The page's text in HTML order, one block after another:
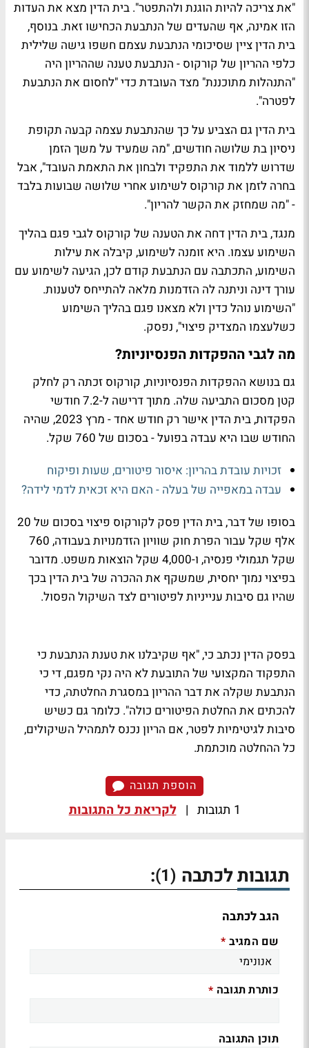
"את צריכה להיות הוגנת ולהתפטר". בית הדין מצא את העדות
הזו אמינה, אף שהעדים של הנתבעת הכחישו זאת. בנוסף,
בית הדין ציין שסיכומי הנתבעת עצמם חשפו גישה שלילית
כלפי ההריון של קורקוס - הנתבעת טענה שההריון היה
"התנהלות מתוכננת" מצד העובדת כדי "לחסום את הנתבעת
לפטרה".
בית הדין גם הצביע על כך שהנתבעת עצמה קבעה תקופת
ניסיון בת שלושה חודשים, "מה שמעיד על משך הזמן
שדרוש ללמוד את התפקיד ולבחון את התאמת העובד", אבל
בחרה לזמן את קורקוס לשימוע אחרי שלושה שבועות בלבד
- "מה שמחזק את הקשר להריון".
מנגד, בית הדין דחה את הטענה של קורקוס לגבי פגם בהליך
השימוע עצמו. היא זומנה לשימוע, קיבלה את עילות
השימוע, התכתבה עם הנתבעת קודם לכן, הגיעה לשימוע עם
עורך דינה וניתנה לה הזדמנות מלאה להתייחס לטענות.
"השימוע נוהל כדין ולא מצאנו פגם בהליך השימוע
כשלעצמו המצדיק פיצוי", נפסק.
מה לגבי ההפקדות הפנסיוניות?
גם בנושא ההפקדות הפנסיוניות, קורקוס זכתה רק לחלק
קטן מסכום התביעה שלה. מתוך דרישה ל-7.2 חודשי
הפקדות, בית הדין אישר רק חודש אחד - מרץ 2023, שהיה
החודש שבו היא עבדה בפועל - בסכום של 760 שקל.
זכויות עובדת בהריון: איסור פיטורים, שעות ופיקוח
עבדה במאפייה של בעלה - האם היא זכאית לדמי לידה?
בסופו של דבר, בית הדין פסק לקורקוס פיצוי בסכום של 20
אלף שקל עבור הפרת חוק שוויון הזדמנויות בעבודה, 760
שקל תגמולי פנסיה, ו-4,000 שקל הוצאות משפט. מדובר
בפיצוי נמוך יחסית, שמשקף את ההכרה של בית הדין בכך
שהיו גם סיבות ענייניות לפיטורים לצד השיקול הפסול.
בפסק הדין נכתב כי, "אף שקיבלנו את טענת הנתבעת כי
התפקוד המקצועי של התובעת לא היה נקי מפגם, די כי
הנתבעת שקלה את דבר ההריון במסגרת החלטתה, כדי
להכתים את החלטת הפיטורים כולה". כלומר גם כשיש
סיבות לגיטימיות לפטר, אם הריון נכנס לתמהיל השיקולים,
כל ההחלטה מוכתמת.
הוספת תגובה
1 תגובות | לקריאת כל התגובות
תגובות לכתבה (1)
:
הגב לכתבה
שם המגיב *
כותרת תגובה *
תוכן התגובה